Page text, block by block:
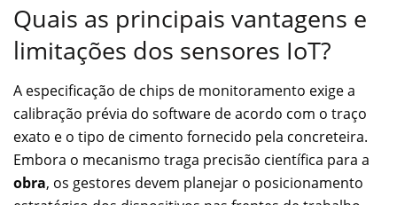
Quais as principais vantagens e
limitações dos sensores IoT?
A especificação de chips de monitoramento exige a
calibração prévia do software de acordo com o traço
exato e o tipo de cimento fornecido pela concreteira.
Embora o mecanismo traga precisão científica para a
obra, os gestores devem planejar o posicionamento